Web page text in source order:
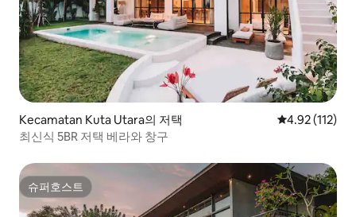
Kecamatan Kuta Utara의 저택 평점 4.92점(5
4.92 (112)
최신식 5BR 저택 베라와 창구
슈퍼호스트
슈퍼호스트